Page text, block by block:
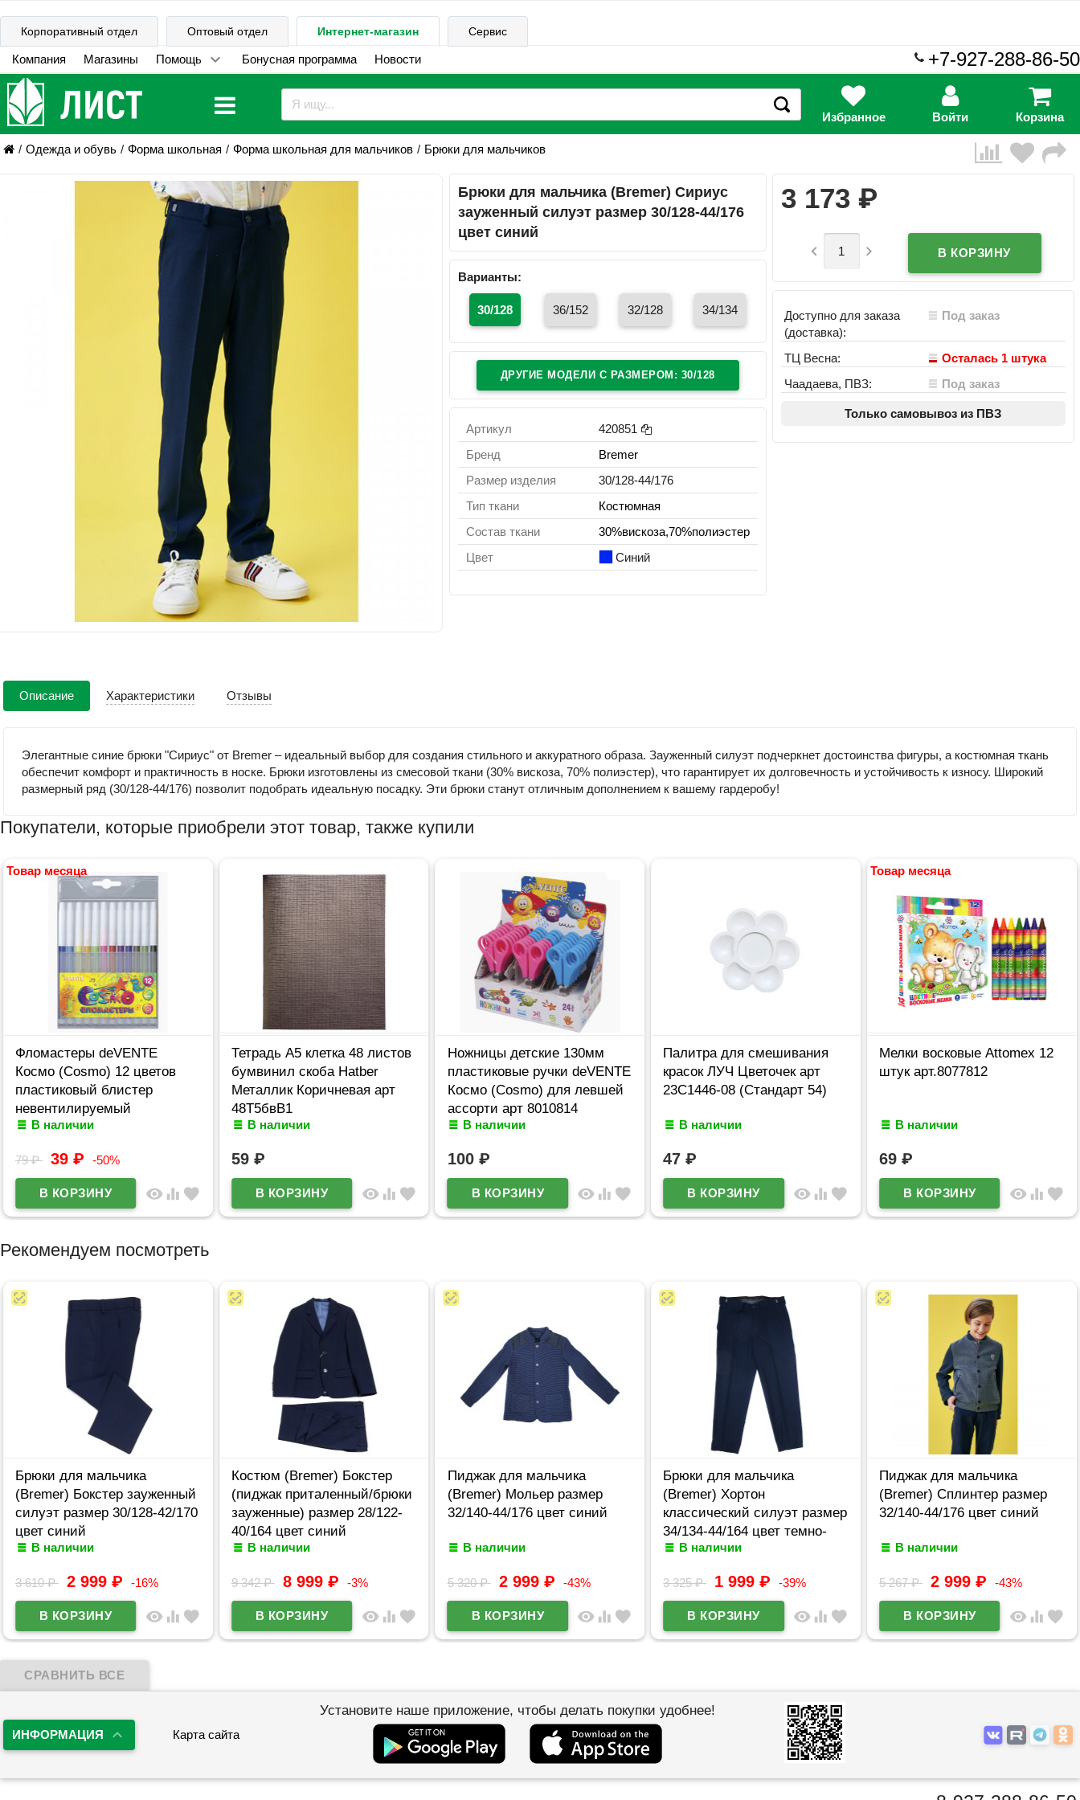
Корпоративный отдел Оптовый отдел Интернет-магазин Сервис
Компания Магазины Помощь Бонусная программа Новости +7-927-288-86-50
Избранное Войти Корзина
Одежда и обувь Форма школьная Форма школьная для мальчиков Брюки для мальчиков
Брюки для мальчика (Bremer) Сириус
зауженный силуэт размер 30/128-44/176
цвет синий
Варианты:
30/128 36/152 32/128 34/134
ДРУГИЕ МОДЕЛИ C РАЗМЕРОМ: 30/128
Артикул
420851
Бренд
Bremer
Размер изделия
30/128-44/176
Тип ткани
Костюмная
Состав ткани
30%вискоза,70%полиэстер
Цвет
Синий
3 173 ₽
 
Доступно для заказа
(доставка):
Под заказ
ТЦ Весна:
Осталась 1 штука
Чаадаева, ПВЗ:
Под заказ
Только самовывоз из ПВЗ
Описание Характеристики Отзывы
Элегантные синие брюки "Сириус" от Bremer – идеальный выбор для создания стильного и аккуратного образа. Зауженный силуэт подчеркнет достоинства фигуры, а костюмная ткань
обеспечит комфорт и практичность в носке. Брюки изготовлены из смесовой ткани (30% вискоза, 70% полиэстер), что гарантирует их долговечность и устойчивость к износу. Широкий
размерный ряд (30/128-44/176) позволит подобрать идеальную посадку. Эти брюки станут отличным дополнением к вашему гардеробу!
Покупатели, которые приобрели этот товар, также купили
Товар месяца
Фломастеры deVENTE
Космо (Cosmo) 12 цветов
пластиковый блистер
невентилируемый
арт.5081309
В наличии
79₽ 39 ₽ -50%
visibility equalizer favorite
Тетрадь А5 клетка 48 листов
бумвинил скоба Hatber
Металлик Коричневая арт
48Т5бвВ1
В наличии
59 ₽
visibility equalizer favorite
Ножницы детские 130мм
пластиковые ручки deVENTE
Космо (Cosmo) для левшей
ассорти арт 8010814
В наличии
100 ₽
visibility equalizer favorite
Палитра для смешивания
красок ЛУЧ Цветочек арт
23С1446-08 (Стандарт 54)
В наличии
47₽
visibility equalizer favorite
Товар месяца
Мелки восковые Attomex 12
штук арт.8077812
В наличии
69₽
visibility equalizer favorite
Рекомендуем посмотреть
Брюки для мальчика
(Bremer) Бокстер зауженный
силуэт размер 30/128-42/170
цвет синий
В наличии
3 610₽ 2 999 ₽ -16%
visibility equalizer favorite
Костюм (Bremer) Бокстер
(пиджак приталенный/брюки
зауженные) размер 28/122-
40/164 цвет синий
В наличии
9 342₽ 8 999 ₽ -3%
visibility equalizer favorite
Пиджак для мальчика
(Bremer) Мольер размер
32/140-44/176 цвет синий
В наличии
5 320₽ 2 999 ₽ -43%
visibility equalizer favorite
Брюки для мальчика
(Bremer) Хортон
классический силуэт размер
34/134-44/164 цвет темно-
синий
В наличии
3 325₽ 1 999₽ -39%
visibility equalizer favorite
Пиджак для мальчика
(Bremer) Сплинтер размер
32/140-44/176 цвет синий
В наличии
5 267₽ 2 999₽ -43%
visibility equalizer favorite
ИНФОРМАЦИЯ Карта сайта
Установите наше приложение, чтобы делать покупки удобнее!